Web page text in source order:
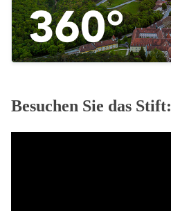
Besuchen Sie das Stift: